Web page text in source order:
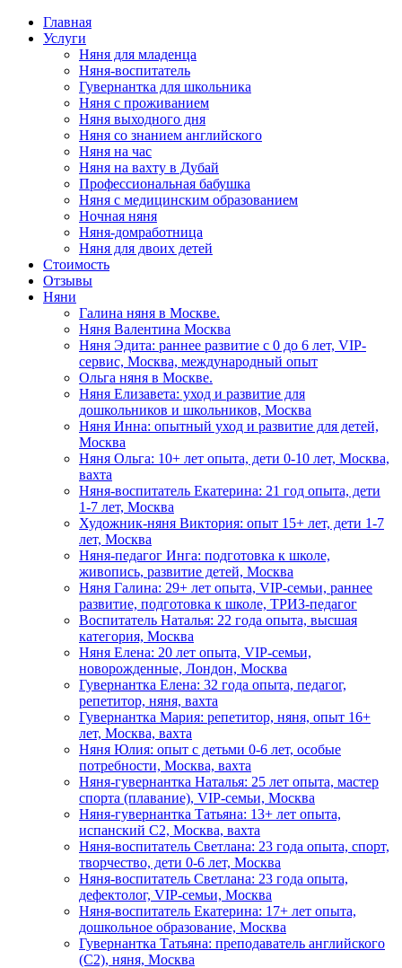
Главная
Услуги
Няня для младенца
Няня-воспитатель
Гувернантка для школьника
Няня с проживанием
Няня выходного дня
Няня со знанием английского
Няня на час
Няня на вахту в Дубай
Профессиональная бабушка
Няня с медицинским образованием
Ночная няня
Няня-домработница
Няня для двоих детей
Стоимость
Отзывы
Няни
Галина няня в Москве.
Няня Валентина Москва
Няня Эдита: раннее развитие с 0 до 6 лет, VIP-
сервис, Москва, международный опыт
Ольга няня в Москве.
Няня Елизавета: уход и развитие для
дошкольников и школьников, Москва
Няня Инна: опытный уход и развитие для детей,
Москва
Няня Ольга: 10+ лет опыта, дети 0-10 лет, Москва,
вахта
Няня-воспитатель Екатерина: 21 год опыта, дети
1-7 лет, Москва
Художник-няня Виктория: опыт 15+ лет, дети 1-7
лет, Москва
Няня-педагог Инга: подготовка к школе,
живопись, развитие детей, Москва
Няня Галина: 29+ лет опыта, VIP-семьи, раннее
развитие, подготовка к школе, ТРИЗ-педагог
Воспитатель Наталья: 22 года опыта, высшая
категория, Москва
Няня Елена: 20 лет опыта, VIP-семьи,
новорожденные, Лондон, Москва
Гувернантка Елена: 32 года опыта, педагог,
репетитор, няня, вахта
Гувернантка Мария: репетитор, няня, опыт 16+
лет, Москва, вахта
Няня Юлия: опыт с детьми 0-6 лет, особые
потребности, Москва, вахта
Няня-гувернантка Наталья: 25 лет опыта, мастер
спорта (плавание), VIP-семьи, Москва
Няня-гувернантка Татьяна: 13+ лет опыта,
испанский C2, Москва, вахта
Няня-воспитатель Светлана: 23 года опыта, спорт,
творчество, дети 0-6 лет, Москва
Няня-воспитатель Светлана: 23 года опыта,
дефектолог, VIP-семьи, Москва
Няня-воспитатель Екатерина: 17+ лет опыта,
дошкольное образование, Москва
Гувернантка Татьяна: преподаватель английского
(C2), няня, Москва